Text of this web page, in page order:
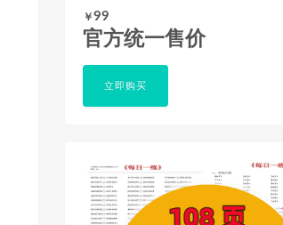
￥99
官方统一售价
立即购买